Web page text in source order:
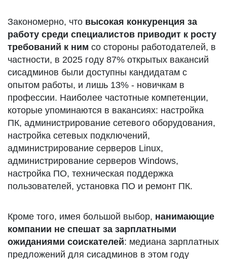
Закономерно, что высокая конкуренция за
работу среди специалистов приводит к росту
требований к ним со стороны работодателей, в
частности, в 2025 году 87% открытых вакансий
сисадминов были доступны кандидатам с
опытом работы, и лишь 13% - новичкам в
профессии. Наиболее частотные компетенции,
которые упоминаются в вакансиях: настройка
ПК, администрирование сетевого оборудования,
настройка сетевых подключений,
администрирование серверов Linux,
администрирование серверов Windows,
настройка ПО, техническая поддержка
пользователей, установка ПО и ремонт ПК.
Кроме того, имея большой выбор, нанимающие
компании не спешат за зарплатными
ожиданиями соискателей: медиана зарплатных
предложений для сисадминов в этом году